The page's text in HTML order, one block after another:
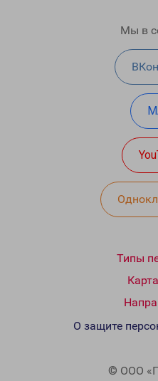
Мы в
Типы
© ООО
О защите